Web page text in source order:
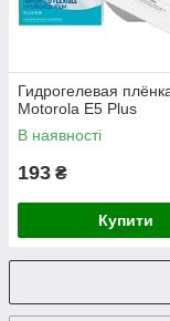
Гидрогелевая
Motorola E5 Plus
В наявності
193 ₴
Купити